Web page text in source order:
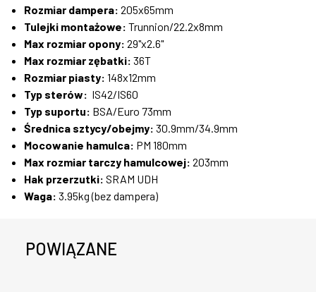
Rozmiar dampera: 205x65mm
Tulejki montażowe: Trunnion/22.2x8mm
Max rozmiar opony: 29"x2.6"
Max rozmiar zębatki: 36T
Rozmiar piasty: 148x12mm
Typ sterów: IS42/IS60
Typ suportu: BSA/Euro 73mm
Średnica sztycy/obejmy: 30.9mm/34.9mm
Mocowanie hamulca: PM 180mm
Max rozmiar tarczy hamulcowej: 203mm
Hak przerzutki: SRAM UDH
Waga: 3.95kg (bez dampera)
POWIĄZANE